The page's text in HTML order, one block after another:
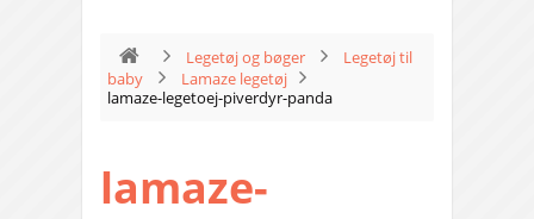
Legetøj og bøger
Legetøj til
baby
Lamaze legetøj
lamaze-legetoej-piverdyr-panda
lamaze-